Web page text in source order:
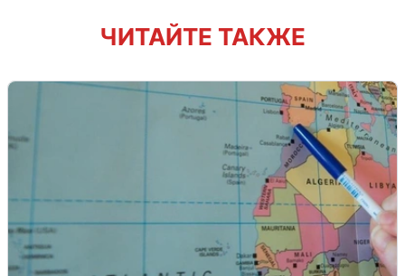
ЧИТАЙТЕ ТАКЖЕ